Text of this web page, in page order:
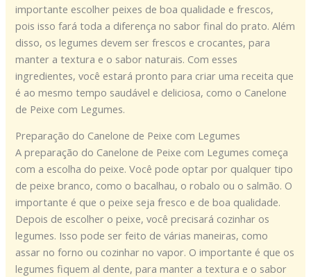
importante escolher peixes de boa qualidade e frescos,
pois isso fará toda a diferença no sabor final do prato. Além
disso, os legumes devem ser frescos e crocantes, para
manter a textura e o sabor naturais. Com esses
ingredientes, você estará pronto para criar uma receita que
é ao mesmo tempo saudável e deliciosa, como o Canelone
de Peixe com Legumes.
Preparação do Canelone de Peixe com Legumes
A preparação do Canelone de Peixe com Legumes começa
com a escolha do peixe. Você pode optar por qualquer tipo
de peixe branco, como o bacalhau, o robalo ou o salmão. O
importante é que o peixe seja fresco e de boa qualidade.
Depois de escolher o peixe, você precisará cozinhar os
legumes. Isso pode ser feito de várias maneiras, como
assar no forno ou cozinhar no vapor. O importante é que os
legumes fiquem al dente, para manter a textura e o sabor